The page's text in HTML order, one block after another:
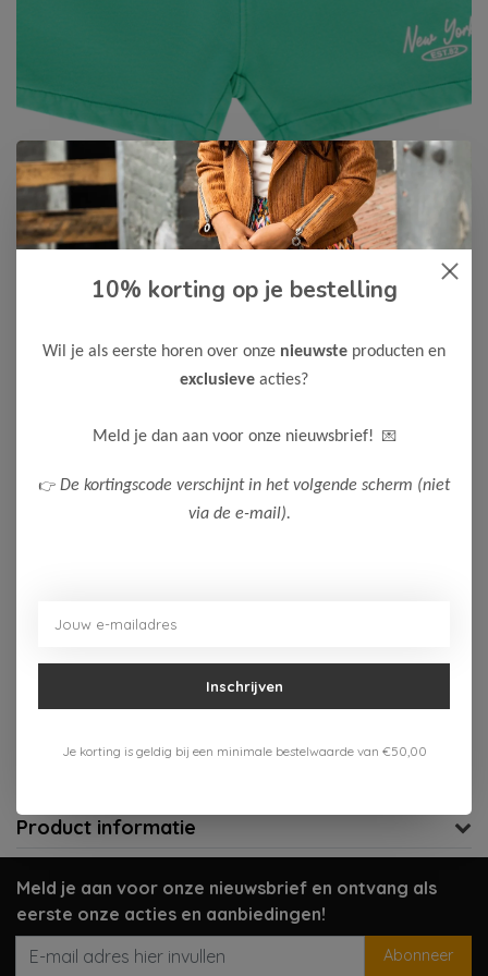
Cars Jeans -50%
15,00 29,99
Maak een keuze:
Aan verlanglijst toevoegen
Gratis verzenden vanaf 75,-
Verzenden 1-3 werkdagen
Product informatie
Meld je aan voor onze nieuwsbrief en ontvang als
eerste onze acties en aanbiedingen!
Abonneer
10% korting op je bestelling
Wil je als eerste horen over onze nieuwste producten en
exclusieve acties?
Meld je dan aan voor onze nieuwsbrief! 💌
👉 De kortingscode verschijnt in het volgende scherm (niet
via de e-mail).
Inschrijven
Je korting is geldig bij een minimale bestelwaarde van €50,00